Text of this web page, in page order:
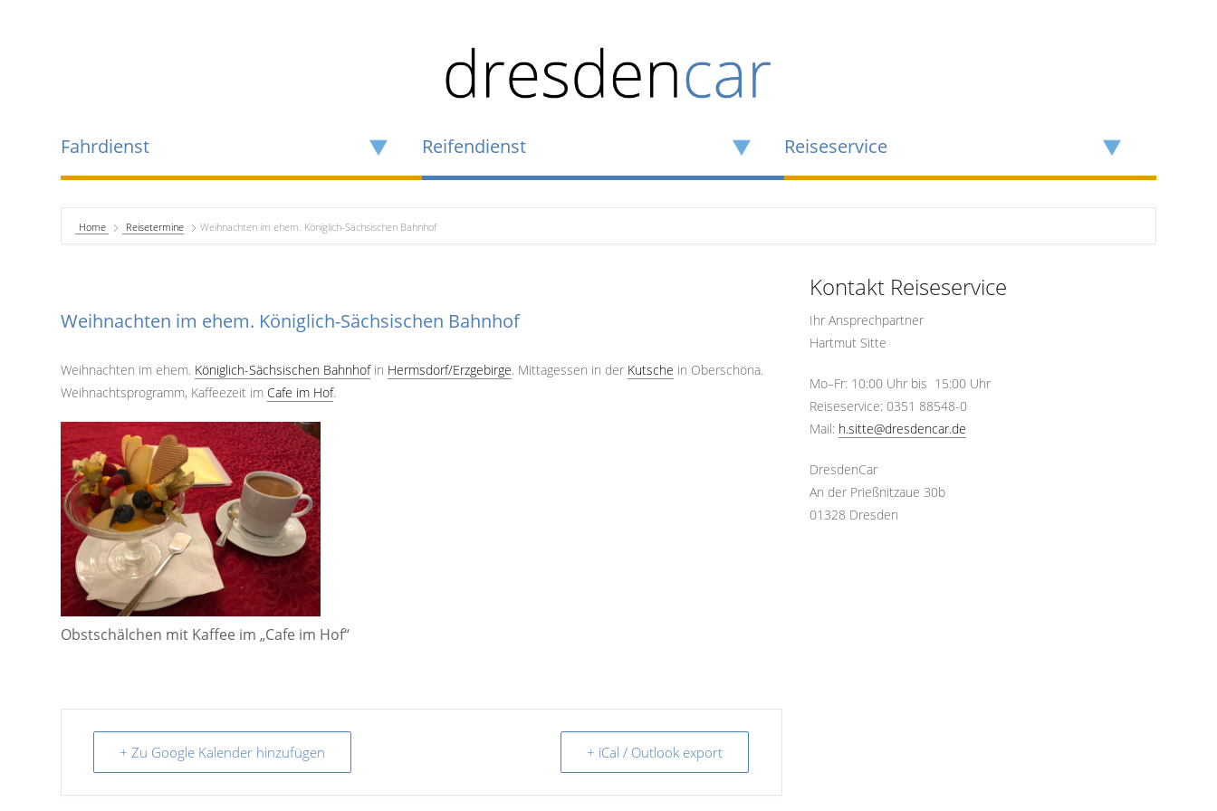
Fahrdienst Reifendienst Reiseservice
Home Reisetermine Weihnachten im ehem. Königlich-Sächsischen Bahnhof
Weihnachten im ehem. Königlich-Sächsischen Bahnhof
Weihnachten im ehem. Königlich-Sächsischen Bahnhofin Hermsdorf/Erzgebirge. Mittagessen in der Kutsche in Oberschöna.
Weihnachtsprogramm, Kaffeezeit im Cafe im Hof.
Obstschälchen mit Kaffee im „Cafe im Hof“
+ Zu Google Kalender hinzufügen + iCal / Outlook export
Kontakt Reiseservice
Ihr Ansprechpartner
Hartmut Sitte
Mo–Fr: 10:00 Uhr bis 15:00 Uhr
Reiseservice: 0351 88548-0
Mail: h.sitte@dresdencar.de
DresdenCar
An der Prießnitzaue 30b
01328 Dresden